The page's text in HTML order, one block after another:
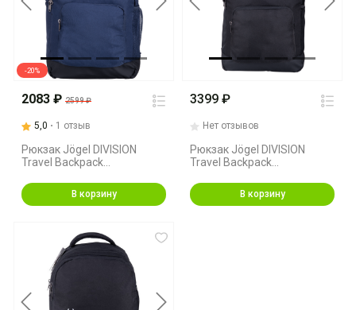
-20%
Previous Next
2083 ₽ 2599 ₽
Рюкзак Jögel DIVISION
Travel Backpack
5,0 1 отзыв
В корзину
Previous Next
3399 ₽
Рюкзак Jögel DIVISION
Travel Backpack
Нет отзывов
В корзину